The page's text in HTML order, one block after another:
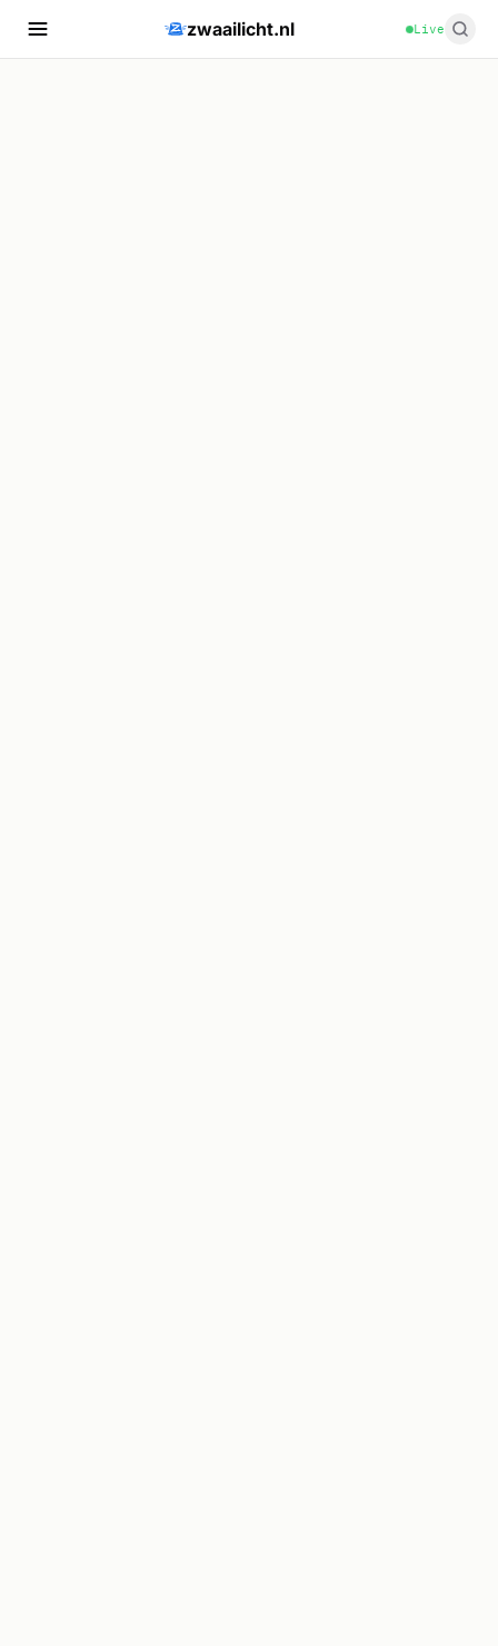
zwaailicht.nl Live